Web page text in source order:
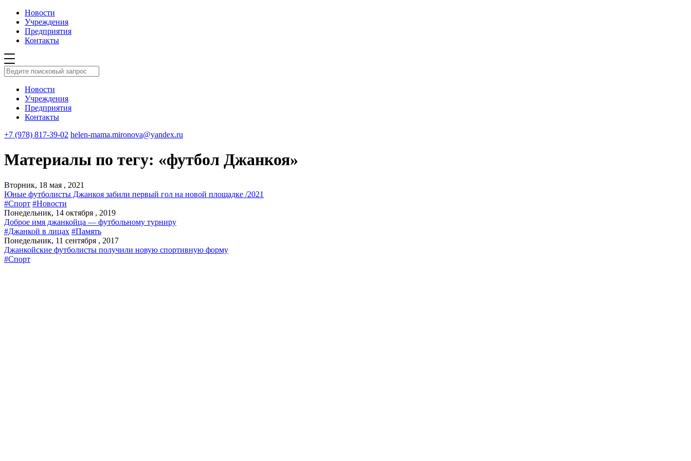
Новости
Учреждения
Предприятия
Контакты
Новости
Учреждения
Предприятия
Контакты
+7 (978) 817-39-02 helen-mama.mironova@yandex.ru
Материалы по тегу: «футбол Джанкоя»
Вторник, 18 мая , 2021
Юные футболисты Джанкоя забили первый гол на новой площадке /2021
#Спорт #Новости
Понедельник, 14 октября , 2019
Доброе имя джанкойца — футбольному турниру
#Джанкой в лицах #Память
Понедельник, 11 сентября , 2017
Джанкойские футболисты получили новую спортивную форму
#Спорт